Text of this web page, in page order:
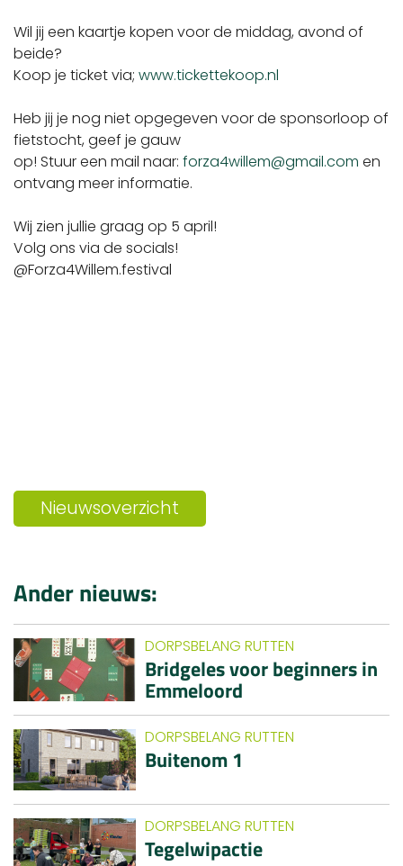
Wil jij een kaartje kopen voor de middag, avond of
beide?
Koop je ticket via; www.tickettekoop.nl
Heb jij je nog niet opgegeven voor de sponsorloop of
fietstocht, geef je gauw
op! Stuur een mail naar: forza4willem@gmail.com en
ontvang meer informatie.
Wij zien jullie graag op 5 april!
Volg ons via de socials!
@Forza4Willem.festival
Nieuwsoverzicht
Ander nieuws:
DORPSBELANG RUTTEN
Bridgeles voor beginners in
Emmeloord
DORPSBELANG RUTTEN
Buitenom 1
DORPSBELANG RUTTEN
Tegelwipactie